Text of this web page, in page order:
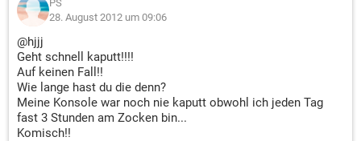
PS
28. August 2012 um 09:06
@hjjj
Geht schnell kaputt!!!!
Auf keinen Fall!!
Wie lange hast du die denn?
Meine Konsole war noch nie kaputt obwohl ich jeden Tag
fast 3 Stunden am Zocken bin...
Komisch!!